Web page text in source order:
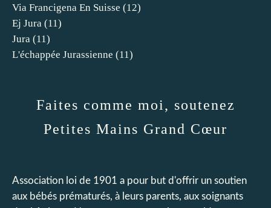
Via Francigena En Suisse (12)
Ej Jura (11)
Jura (11)
L'échappée Jurassienne (11)
Faites comme moi, soutenez
Petites Mains Grand Cœur
Association loi de 1901 a pour but d'offrir un soutien
aux bébés prématurés, à leurs parents, aux soignants